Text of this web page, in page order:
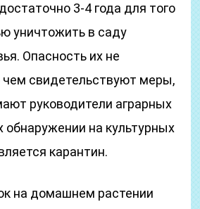
3-4 года для того
уничтожить в саду
Опасность их не
чем свидетельствуют меры,
руководители аграрных
обнаружении на культурных
карантин.
на домашнем растении